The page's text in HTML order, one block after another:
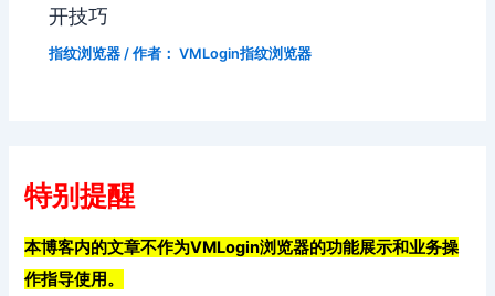
开技巧
指纹浏览器 / 作者： VMLogin指纹浏览器
特别提醒
本博客内的文章不作为VMLogin浏览器的功能展示和业务操
作指导使用。